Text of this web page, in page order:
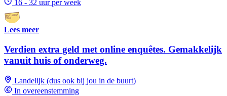
16 - 32 uur per week
Lees meer
Verdien extra geld met online enquêtes. Gemakkelijk
vanuit huis of onderweg.
Landelijk (dus ook bij jou in de buurt)
In overeenstemming